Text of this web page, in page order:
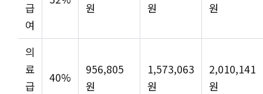
급
여
원
원
원
의
료
급
40%
956,805
원
1,573,063
원
2,010,141
원